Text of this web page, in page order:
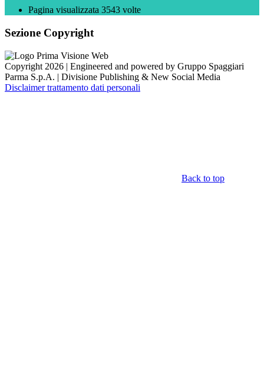
Pagina visualizzata 3543 volte
Sezione Copyright
Copyright 2026 | Engineered and powered by Gruppo Spaggiari
Parma S.p.A. | Divisione Publishing & New Social Media
Disclaimer trattamento dati personali
Back to top